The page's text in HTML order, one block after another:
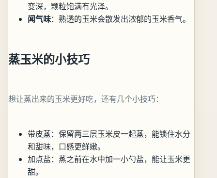
变深，颗粒饱满有光泽。
闻气味：熟透的玉米会散发出浓郁的玉米香气。
蒸玉米的小技巧
想让蒸出来的玉米更好吃，还有几个小技巧：
带皮蒸：保留两三层玉米皮一起蒸，能锁住水分
和甜味，口感更鲜嫩。
加点盐：蒸之前在水中加一小勺盐，能让玉米更
甜。